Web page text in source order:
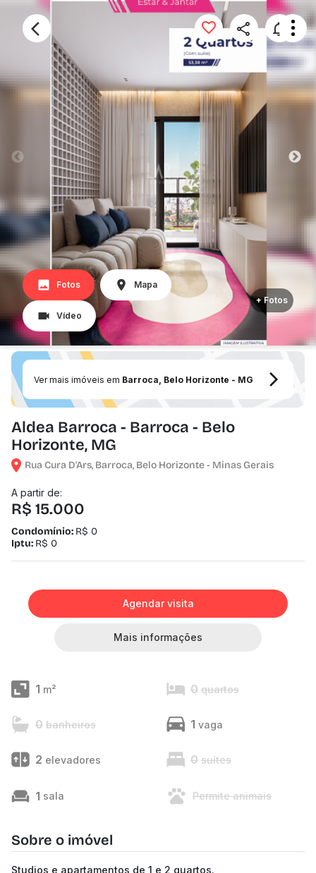
Fotos Mapa
Vídeo
+ Fotos
Ver mais imóveis em Barroca, Belo Horizonte - MG
Aldea Barroca - Barroca - Belo
Horizonte, MG
Rua Cura D'Ars, Barroca, Belo Horizonte - Minas Gerais
A partir de:
R$ 15.000
Condomínio: R$ 0
Iptu: R$ 0
Agendar visita
Mais informações
1 m² 0 quartos
0 banheiros 1 vaga
2 elevadores 0 suítes
1 sala Permite animais
Sobre o imóvel
Studios e apartamentos de 1 e 2 quartos.